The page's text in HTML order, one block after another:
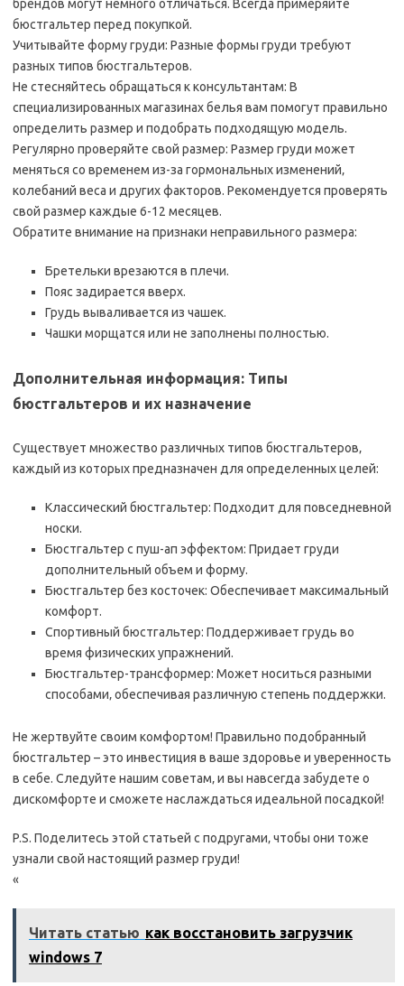
брендов могут немного отличаться. Всегда примеряйте
бюстгальтер перед покупкой.
Учитывайте форму груди: Разные формы груди требуют
разных типов бюстгальтеров.
Не стесняйтесь обращаться к консультантам: В
специализированных магазинах белья вам помогут правильно
определить размер и подобрать подходящую модель.
Регулярно проверяйте свой размер: Размер груди может
меняться со временем из-за гормональных изменений‚
колебаний веса и других факторов. Рекомендуется проверять
свой размер каждые 6-12 месяцев.
Обратите внимание на признаки неправильного размера:
Бретельки врезаются в плечи.
Пояс задирается вверх.
Грудь вываливается из чашек.
Чашки морщатся или не заполнены полностью.
Дополнительная информация: Типы
бюстгальтеров и их назначение
Существует множество различных типов бюстгальтеров‚
каждый из которых предназначен для определенных целей:
Классический бюстгальтер: Подходит для повседневной
носки.
Бюстгальтер с пуш-ап эффектом: Придает груди
дополнительный объем и форму.
Бюстгальтер без косточек: Обеспечивает максимальный
комфорт.
Спортивный бюстгальтер: Поддерживает грудь во
время физических упражнений.
Бюстгальтер-трансформер: Может носиться разными
способами‚ обеспечивая различную степень поддержки.
Не жертвуйте своим комфортом! Правильно подобранный
бюстгальтер – это инвестиция в ваше здоровье и уверенность
в себе. Следуйте нашим советам‚ и вы навсегда забудете о
дискомфорте и сможете наслаждаться идеальной посадкой!
P.S. Поделитесь этой статьей с подругами‚ чтобы они тоже
узнали свой настоящий размер груди!
«
Читать статью как восстановить загрузчик
windows 7